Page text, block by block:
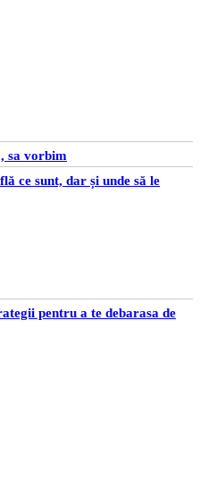
sa vorbim
ce sunt, dar și unde să le
pentru a te debarasa de